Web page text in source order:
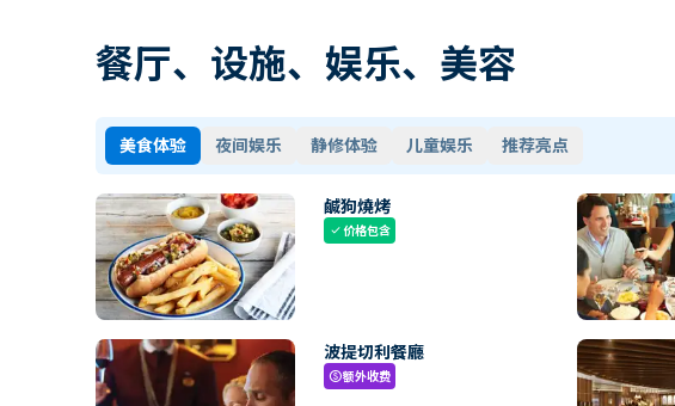
餐厅、设施、娱乐、美容
美食体验 夜间娱乐 静修体验 儿童娱乐 推荐亮点
鹹狗燒烤
check价格包含
波提切利餐廳
paid额外收费